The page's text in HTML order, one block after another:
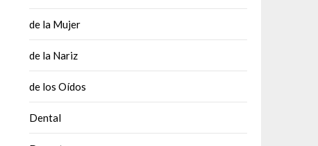
de la Mujer
de la Nariz
de los Oídos
Dental